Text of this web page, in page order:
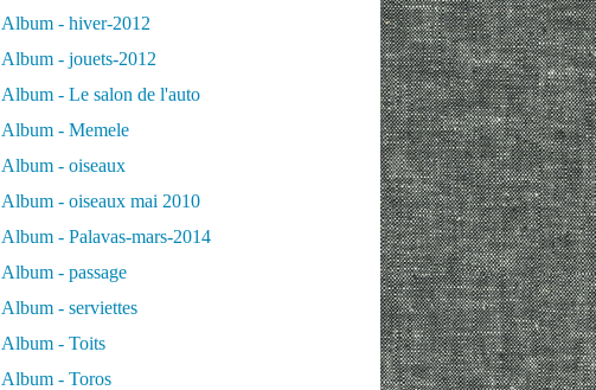
Album - hiver-2012
Album - jouets-2012
Album - Le salon de l'auto
Album - Memele
Album - oiseaux
Album - oiseaux mai 2010
Album - Palavas-mars-2014
Album - passage
Album - serviettes
Album - Toits
Album - Toros